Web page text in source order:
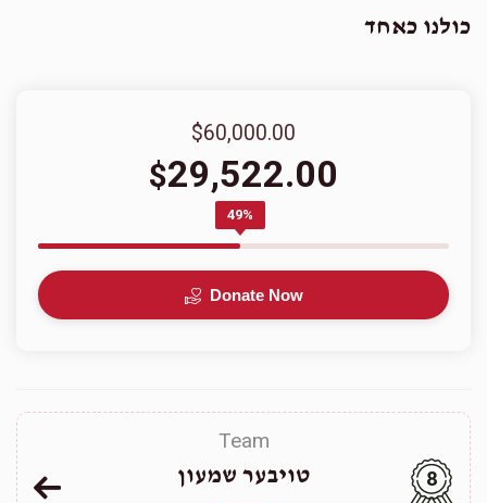
כולנו כאחד
$60,000.00
$29,522.00
49%
Donate Now
Team
טויבער שמעון 8